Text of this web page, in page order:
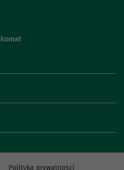
Polityka prywatności